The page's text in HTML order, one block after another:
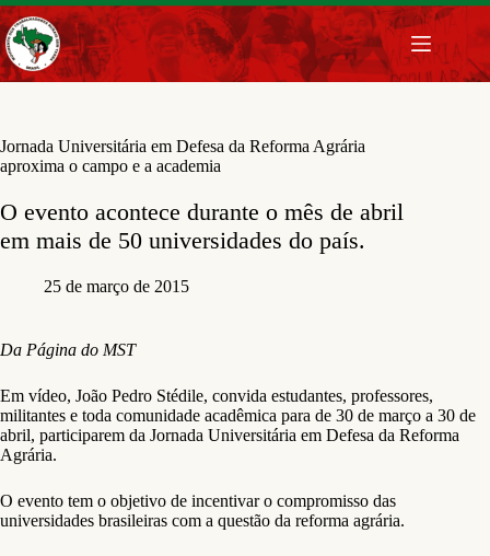
Pular
para
o
conteúdo
Jornada Universitária em Defesa da Reforma Agrária
aproxima o campo e a academia
O evento acontece durante o mês de abril
em mais de 50 universidades do país.
25 de março de 2015
Da Página do MST
Em vídeo, João Pedro Stédile, convida estudantes, professores,
militantes e toda comunidade acadêmica para de 30 de março a 30 de
abril, participarem da Jornada Universitária em Defesa da Reforma
Agrária.
O evento tem o objetivo de incentivar o compromisso das
universidades brasileiras com a questão da reforma agrária.